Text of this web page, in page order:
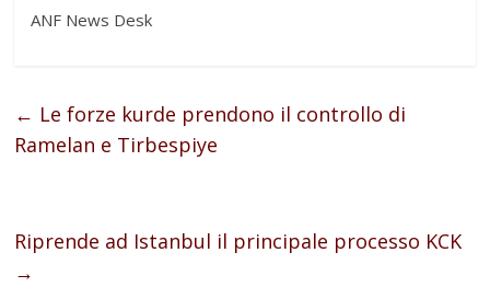
ANF News Desk
← Le forze kurde prendono il controllo di
Ramelan e Tirbespiye
Riprende ad Istanbul il principale processo KCK
→